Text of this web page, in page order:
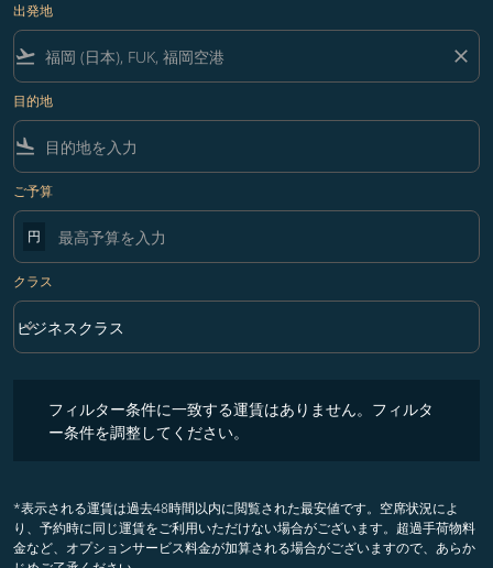
出発地
flight_takeoff close
目的地
flight_land
ご予算
円
クラス
クラス option ビジネスクラス Selected
ビジネスクラス
keyboard_arrow_down
フィルター条件に一致する運賃はありません。フィルタ
ー条件を調整してください。
*表示される運賃は過去48時間以内に閲覧された最安値です。空席状況によ
り、予約時に同じ運賃をご利用いただけない場合がございます。超過手荷物料
金など、オプションサービス料金が加算される場合がございますので、あらか